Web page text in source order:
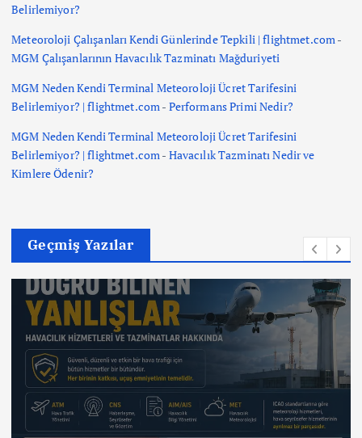
Belirlemiyor?
Meteoroloji Çalışanları Kendi Günlerinde Tepkili | flightmet.com-
MGM Çalışanlarının Havacılık Tazminatı Mağduriyeti
MGM Neden Kendi Terminal Meteoroloji Ücret Tarifesini
Belirlemiyor? | flightmet.com- Performans Primi Nedir?
MGM Neden Kendi Terminal Meteoroloji Ücret Tarifesini
Belirlemiyor? | flightmet.com- Havacılık Tazminatı Nedir ve
Kimlere Ödenir?
Geçmiş Yazılar